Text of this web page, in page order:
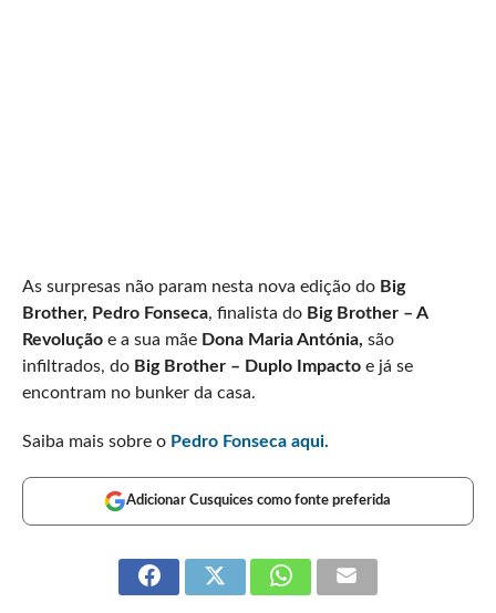
As surpresas não param nesta nova edição do Big
Brother, Pedro Fonseca, finalista do Big Brother – A
Revoluçãoe a sua mãe Dona Maria Antónia, são
infiltrados, do Big Brother – Duplo Impactoe já se
encontram no bunker da casa.
Saiba mais sobre oPedro Fonseca aqui.
Adicionar Cusquices como fonte preferida